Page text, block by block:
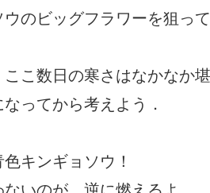
のビッグフラワーを狙っ
こ数日の寒さはなかなか堪
ってから考えよう．
キンギョソウ！